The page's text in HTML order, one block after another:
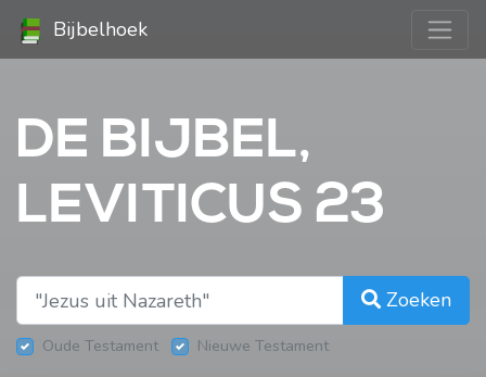
Bijbelhoek
DE BIJBEL,
LEVITICUS 23
Zoeken
Oude Testament Nieuwe Testament